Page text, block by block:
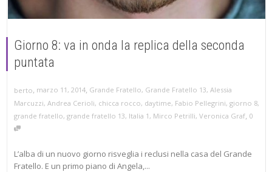
Giorno 8: va in onda la replica della seconda
puntata
berto, marzo 11, 2014, Grande Fratello, Grande Fratello 13, Alessia
Marcuzzi, Andrea Cerioli, chicca rocco, daytime, Fabio Pellegrini, giorno 8,
grande fratello, grande fratello 13, Italia 1 , Mirco Petrilli, Veronica Graf 0
L’alba di un nuovo giorno risveglia i reclusi nella casa del Grande
Fratello. E un primo piano di Angela,...